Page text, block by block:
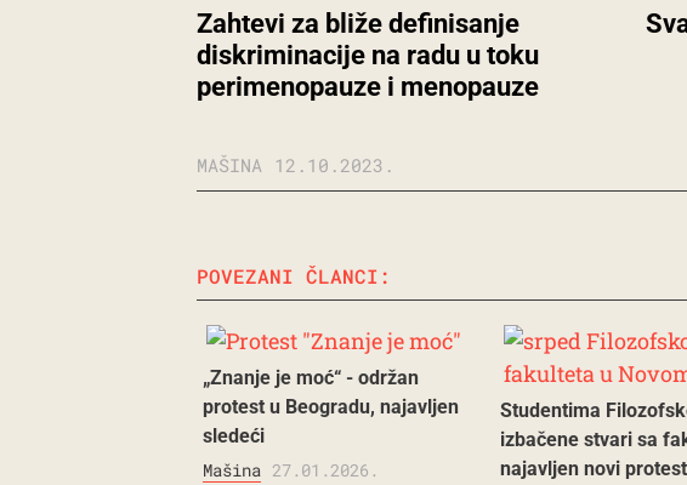
Zahtevi za bliže definisanje
diskriminacije na radu u toku
perimenopauze i menopauze
MAŠINA 12.10.2023.
POVEZANI ČLANCI:
„Znanje je moć“ - održan
protest u Beogradu, najavljen
sledeći
Mašina 27.01.2026.
Studentima
izbačene stvari sa
najavljen novi protest